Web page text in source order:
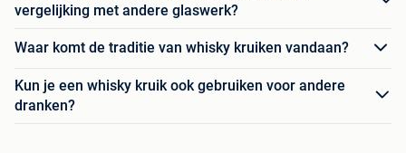
vergelijking met andere glaswerk?
Waar komt de traditie van whisky kruiken vandaan?
Kun je een whisky kruik ook gebruiken voor andere
dranken?